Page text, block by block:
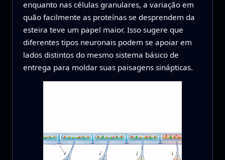
enquanto nas células granulares, a variação em
quão facilmente as proteínas se desprendem da
esteira teve um papel maior. Isso sugere que
diferentes tipos neuronais podem se apoiar em
lados distintos do mesmo sistema básico de
entrega para moldar suas paisagens sinápticas.